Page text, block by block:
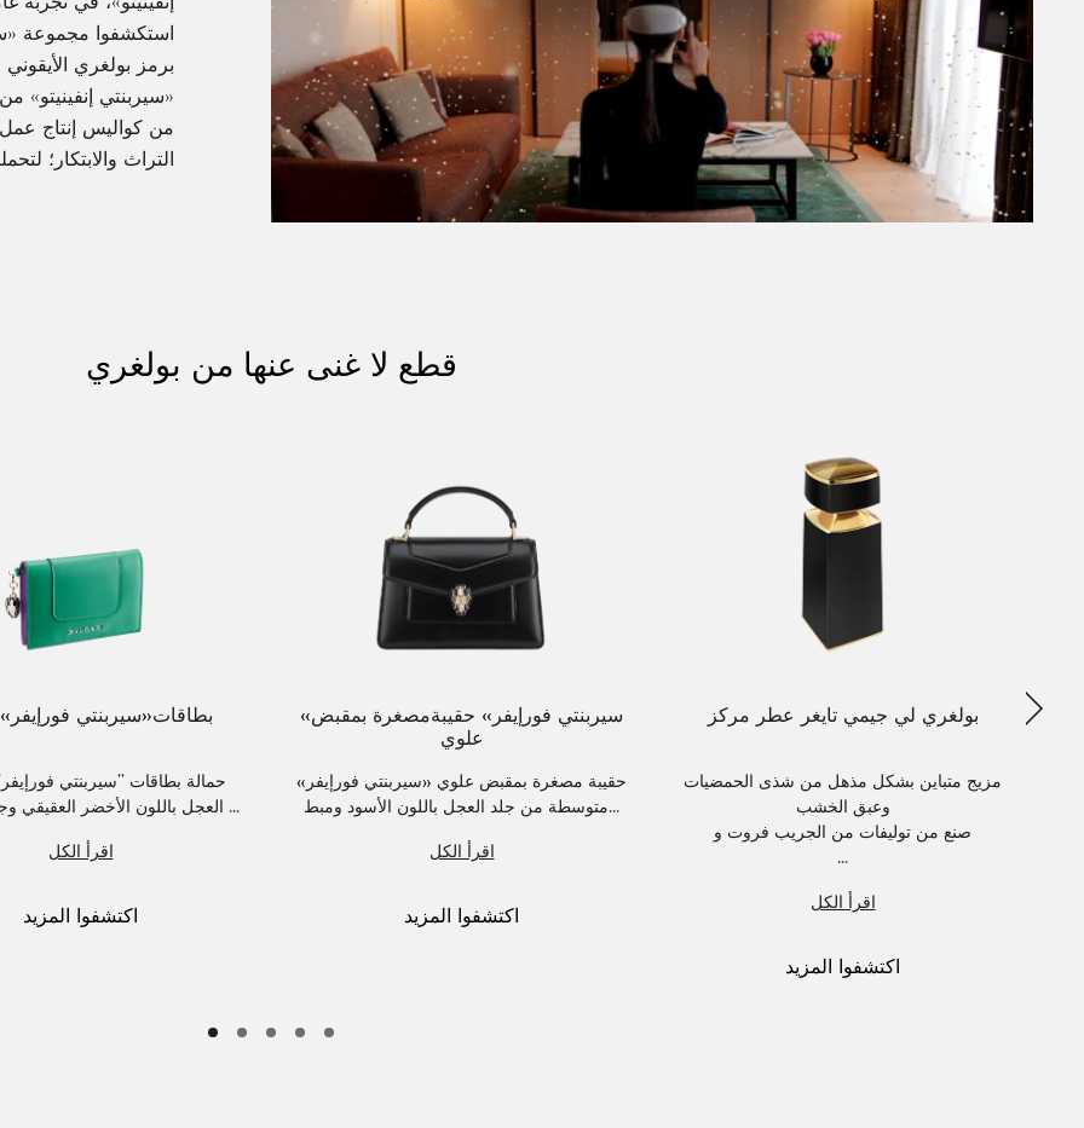
استكشفوا مجموعة
برمز بولغري
«سيربنتي إنفينيتو»
من كواليس إنتاج
التراث والابتكار؛
قطع لا غنى عنها من بولغري
بولغري لي جيمي تايغر عطر مركز
مزيج متباين بشكل مذهل من شذى الحمضيات
وعبق الخشب
صنع من توليفات من الجريب فروت و
...
اقرأ الكل
اكتشفوا المزيد
«سيربنتي فورإيفر» حقيبةمصغرة بمقبض
علوي
حقيبة مصغرة بمقبض علوي «سيربنتي فورإيفر»
متوسطة من جلد العجل باللون الأسود ومبط...
اقرأ الكل
اكتشفوا المزيد
بطاقات«سيربنتي
حمالة بطاقات "سيربنتي
العجل باللون الأخضر العقيقي وجلد نابا بلون ...
اقرأ الكل
اكتشفوا المزيد